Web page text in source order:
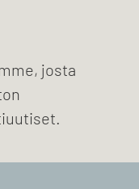
josta